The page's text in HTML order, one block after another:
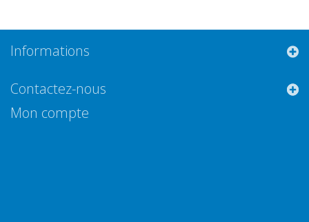
Informations
Contactez-nous
Mon compte